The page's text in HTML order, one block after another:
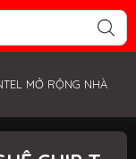
MỞ RỘNG NHÀ